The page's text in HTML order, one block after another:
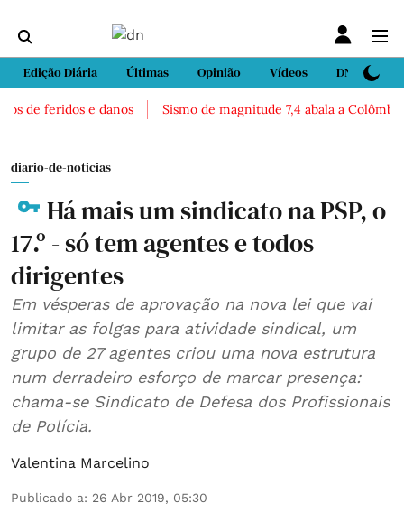
Edição Diária Últimas Opinião Vídeos DN Sport
de feridos e danos Sismo de magnitude 7,4 abala a
diario-de-noticias
Há mais um sindicato na PSP, o
17.º - só tem agentes e todos
dirigentes
Em vésperas de aprovação na nova lei que vai
limitar as folgas para atividade sindical, um
grupo de 27 agentes criou uma nova estrutura
num derradeiro esforço de marcar presença:
chama-se Sindicato de Defesa dos Profissionais
de Polícia.
Valentina Marcelino
Publicado a: 26 Abr 2019, 05:30